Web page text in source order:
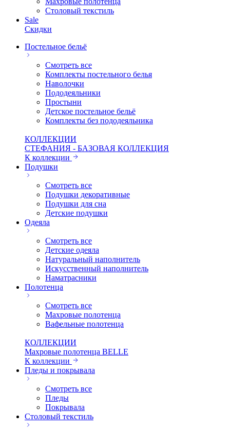
Столовый текстиль
Sale
Скидки
Постельное бельё
Смотреть все
Комплекты постельного белья
Наволочки
Пододеяльники
Простыни
Детское постельное бельё
Комплекты без пододеяльника
КОЛЛЕКЦИИ
СТЕФАНИЯ - БАЗОВАЯ КОЛЛЕКЦИЯ
К коллекции
Подушки
Смотреть все
Подушки декоративные
Подушки для сна
Детские подушки
Одеяла
Смотреть все
Детские одеяла
Натуральный наполнитель
Искуcственный наполнитель
Наматрасники
Полотенца
Смотреть все
Махровые полотенца
Вафельные полотенца
КОЛЛЕКЦИИ
Махровые полотенца BELLE
К коллекции
Пледы и покрывала
Смотреть все
Пледы
Покрывала
Столовый текстиль